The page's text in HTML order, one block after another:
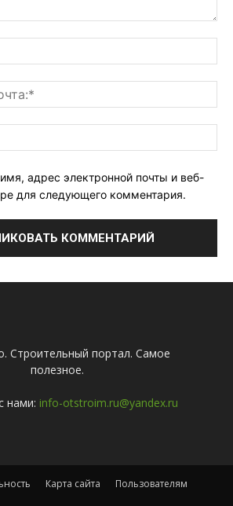
адрес электронной почты и веб-
для следующего комментария.
Строительный портал. Самое
полезное.
нами: info-otstroim.ru@yandex.ru
Карта сайта Пользователям